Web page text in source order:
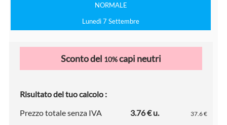
NORMALE
Lunedì 7 Settembre
Sconto del 10%capi neutri
Risultato del tuo calcolo :
Prezzo totale senza IVA
3.76 € u. 37.6 €